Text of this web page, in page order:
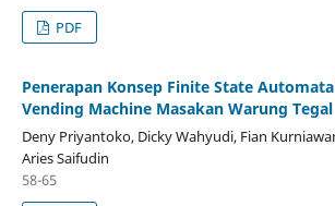
PDF
Penerapan Konsep Finite State
Vending Machine Masakan Warung Tegal
Deny Priyantoko, Dicky Wahyudi, Fian
Aries Saifudin
58-65